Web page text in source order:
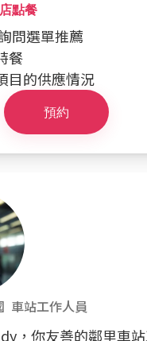
點餐
問選單推薦
餐
目的供應情況
預約
車站工作人員
，你友善的鄰里車